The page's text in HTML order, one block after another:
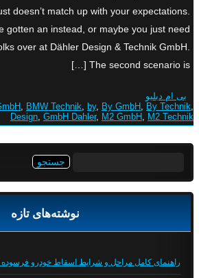
doesn’t match up with your expectations.
gotten an instead, or maybe you just need
over at Dähler Design & Technik GmbH.
The second scenario is […]
بی ام دبلیو
, BMW Technik, by, By GmbH, By Technik,
Design, GmbH Dahler, M2 GmbH, M2 Technik
نوشته‌های تازه
راهنمای کامل مراحل و شرایط اسقاط خودرو فرسوده (14 مرداد